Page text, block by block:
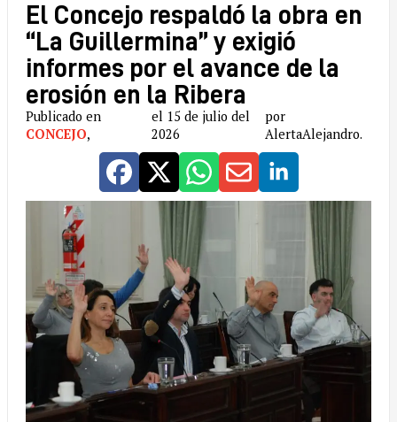
El Concejo respaldó la obra en
“La Guillermina” y exigió
informes por el avance de la
erosión en la Ribera
Publicado en
CONCEJO,
el 15 de julio del
2026
por
AlertaAlejandro.